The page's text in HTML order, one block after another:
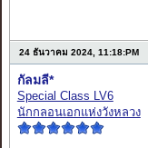
24 ธันวาคม 2024, 11:18:PM
กัลมลี*
Special Class LV6
นักกลอนเอกแห่งวังหลวง